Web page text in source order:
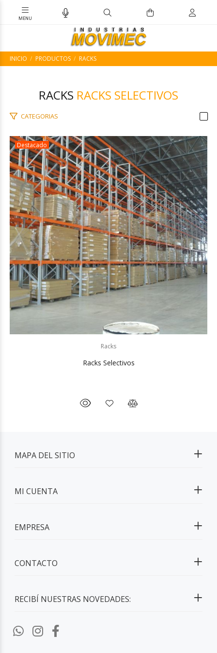
INICIO PRODUCTOS RACKS
RACKS RACKS SELECTIVOS
CATEGORIAS
Destacado
Racks
Racks Selectivos
RECIBÍ NUESTRAS NOVEDADES:
MAPA DEL SITIO
MI CUENTA
EMPRESA
CONTACTO